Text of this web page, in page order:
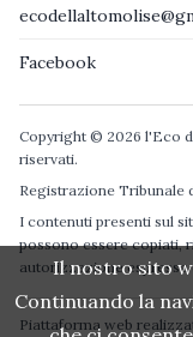
Facebook
Copyright © 2026 l'Eco
riservati.
Registrazione Tribunale
I contenuti presenti sul
possono essere copiati,
autorizzazione espressa
Piattaforma web
Il nostro sito
Continuando la